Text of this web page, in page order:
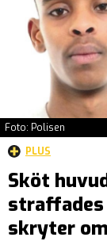
Foto: Polisen
PLUS
Sköt
straffades
skryter